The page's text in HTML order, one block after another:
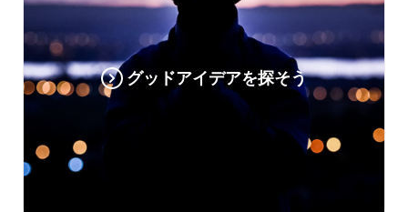
グッドアイデアを探そう